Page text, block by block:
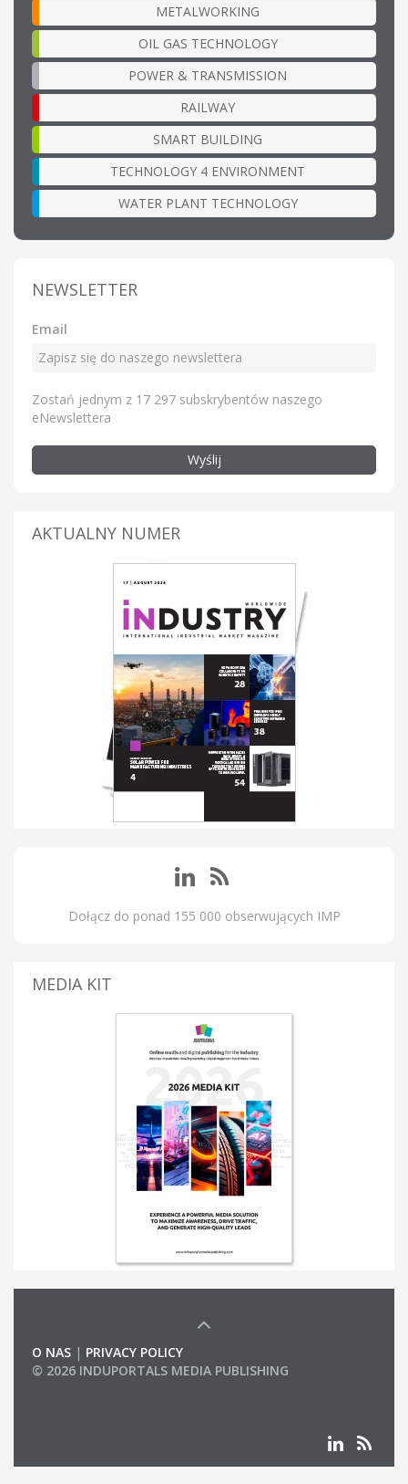
METALWORKING
OIL GAS TECHNOLOGY
POWER & TRANSMISSION
RAILWAY
SMART BUILDING
TECHNOLOGY 4 ENVIRONMENT
WATER PLANT TECHNOLOGY
NEWSLETTER
Email
Zostań jednym z 17 297 subskrybentów naszego
eNewslettera
Wyślij
AKTUALNY NUMER
Dołącz do ponad 155 000 obserwujących IMP
MEDIA KIT
O NAS | PRIVACY POLICY
© 2026 INDUPORTALS MEDIA PUBLISHING